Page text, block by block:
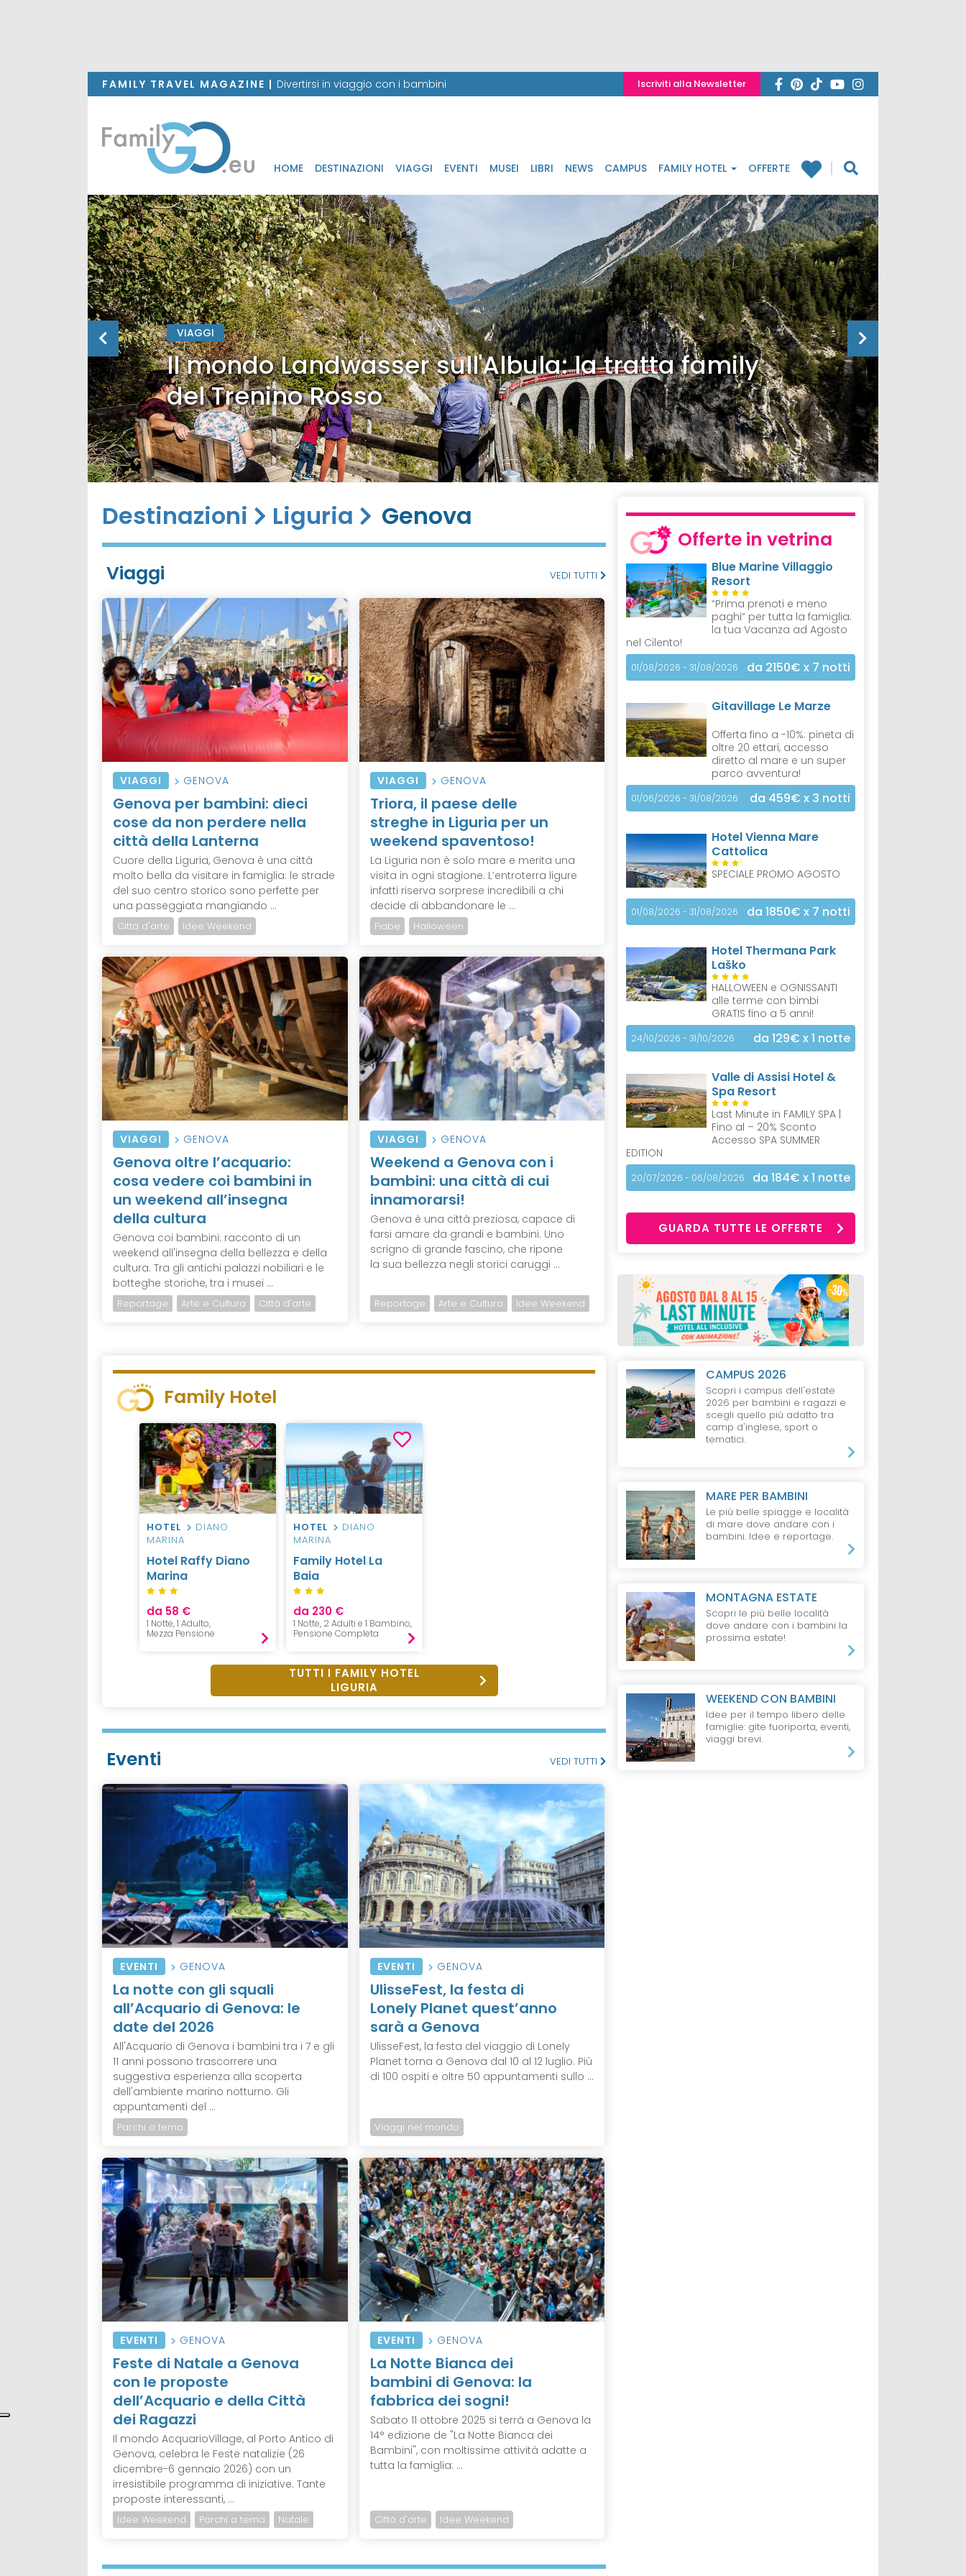
FAMILY TRAVEL MAGAZINE | Divertirsi in viaggio con i bambini Iscriviti alla Newsletter
HOME DESTINAZIONI VIAGGI EVENTI MUSEI LIBRI NEWS CAMPUS FAMILY HOTEL OFFERTE
VIAGGI
Il mondo Landwasser sull'Albula: la tratta family
del Trenino Rosso
Destinazioni Liguria Genova
Viaggi VEDI TUTTI
VIAGGI GENOVA
Genova per bambini: dieci
cose da non perdere nella
città della Lanterna
Cuore della Liguria, Genova è una città
molto bella da visitare in famiglia: le strade
del suo centro storico sono perfette per
una passeggiata mangiando ...
Città d'arte Idee Weekend
VIAGGI GENOVA
Triora, il paese delle
streghe in Liguria per un
weekend spaventoso!
La Liguria non è solo mare e merita una
visita in ogni stagione. L’entroterra ligure
infatti riserva sorprese incredibili a chi
decide di abbandonare le ...
Fiabe Halloween
VIAGGI GENOVA
Genova oltre l’acquario:
cosa vedere coi bambini in
un weekend all’insegna
della cultura
Genova coi bambini: racconto di un
weekend all'insegna della bellezza e della
cultura. Tra gli antichi palazzi nobiliari e le
botteghe storiche, tra i musei ...
Reportage Arte e Cultura Città d'arte
VIAGGI GENOVA
Weekend a Genova con i
bambini: una città di cui
innamorarsi!
Genova è una città preziosa, capace di
farsi amare da grandi e bambini. Uno
scrigno di grande fascino, che ripone
la sua bellezza negli storici caruggi ...
Reportage Arte e Cultura Idee Weekend
Family Hotel
HOTEL
DIANO
MARINA
Hotel Raffy Diano
Marina
da 58 €
1 Notte, 1 Adulto,
Mezza Pensione
HOTEL
DIANO
MARINA
Family Hotel La
Baia
da 230 €
1 Notte, 2 Adulti e 1 Bambino,
Pensione Completa
TUTTI I FAMILY HOTEL
LIGURIA
Eventi VEDI TUTTI
EVENTI GENOVA
La notte con gli squali
all’Acquario di Genova: le
date del 2026
All'Acquario di Genova i bambini tra i 7 e gli
11 anni possono trascorrere una
suggestiva esperienza alla scoperta
dell'ambiente marino notturno. Gli
appuntamenti del ...
Parchi a tema
EVENTI GENOVA
UlisseFest, la festa di
Lonely Planet quest’anno
sarà a Genova
UlisseFest, la festa del viaggio di Lonely
Planet torna a Genova dal 10 al 12 luglio. Più
di 100 ospiti e oltre 50 appuntamenti sullo ...
Viaggi nel mondo
EVENTI GENOVA
Feste di Natale a Genova
con le proposte
dell’Acquario e della Città
dei Ragazzi
Il mondo AcquarioVillage, al Porto Antico di
Genova, celebra le Feste natalizie (26
dicembre-6 gennaio 2026) con un
irresistibile programma di iniziative. Tante
proposte interessanti, ...
Idee Weekend Parchi a tema Natale
EVENTI GENOVA
La Notte Bianca dei
bambini di Genova: la
fabbrica dei sogni!
Sabato 11 ottobre 2025 si terrà a Genova la
14° edizione de "La Notte Bianca dei
Bambini", con moltissime attività adatte a
tutta la famiglia: ...
Città d'arte Idee Weekend
Offerte in vetrina
Blue Marine Villaggio
Resort
“Prima prenoti e meno
paghi” per tutta la famiglia:
la tua Vacanza ad Agosto
nel Cilento!
01/08/2026 - 31/08/2026 da 2150€ x 7 notti
Gitavillage Le Marze
Offerta fino a -10%: pineta di
oltre 20 ettari, accesso
diretto al mare e un super
parco avventura!
01/06/2026 - 31/08/2026 da 459€ x 3 notti
Hotel Vienna Mare
Cattolica
S
SPECIALE PROMO AGOSTO
01/08/2026 - 31/08/2026 da 1850€ x 7 notti
Hotel Thermana Park
Laško
HALLOWEEN e OGNISSANTI
alle terme con bimbi
GRATIS fino a 5 anni!
24/10/2026 - 31/10/2026 da 129€ x 1 notte
Valle di Assisi Hotel &
Spa Resort
Last Minute in FAMILY SPA |
Fino al – 20% Sconto
Accesso SPA SUMMER
EDITION
20/07/2026 - 06/08/2026 da 184€ x 1 notte
GUARDA TUTTE LE OFFERTE
CAMPUS 2026
Scopri i campus dell'estate
2026 per bambini e ragazzi e
scegli quello più adatto tra
camp d'inglese, sport o
tematici.
MARE PER BAMBINI
Le più belle spiagge e località
di mare dove andare con i
bambini. Idee e reportage.
MONTAGNA ESTATE
Scopri le più belle località
dove andare con i bambini la
prossima estate!
WEEKEND CON BAMBINI
Idee per il tempo libero delle
famiglie: gite fuoriporta, eventi,
viaggi brevi.